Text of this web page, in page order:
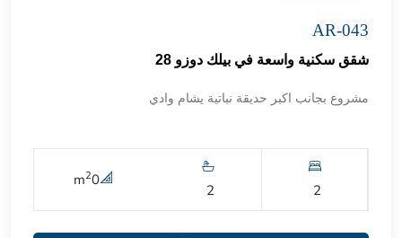
AR-043
شقق سكنية واسعة في بيلك دوزو 28
مشروع بجانب اكبر حديقة نباتية يشام وادي
2
2
0
m2